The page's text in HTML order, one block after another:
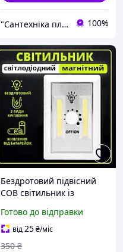
"Сантехніка плюс" 100%
Бездротовий підвісний
СОВ світильник із
яскравості на батарейках
(білий)
Готово до відправки
від25₴/міс
350 ₴